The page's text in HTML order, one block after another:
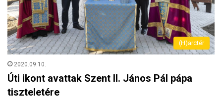
(H)arctér
2020.09.10.
Úti ikont avattak Szent II. János Pál pápa
tiszteletére